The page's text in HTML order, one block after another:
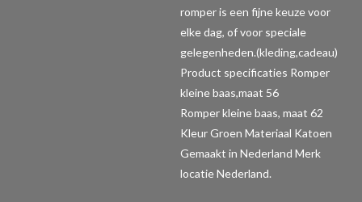
romper is een fijne keuze voor
elke dag, of voor speciale
gelegenheden.(kleding,cadeau)
Product specificaties Romper
kleine baas,maat 56
Romper kleine baas, maat 62
Kleur Groen Materiaal Katoen
Gemaakt in Nederland Merk
locatie Nederland.